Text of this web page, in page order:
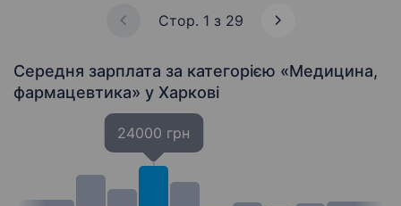
Стор. 1 з 29
Середня зарплата за категорією «Медицина,
фармацевтика» у Харкові
24000 грн